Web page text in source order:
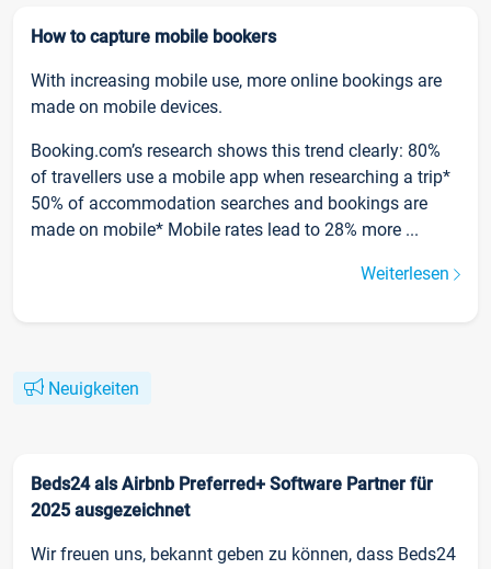
How to capture mobile bookers
With increasing mobile use, more online bookings are
made on mobile devices.
Booking.com’s research shows this trend clearly: 80%
of travellers use a mobile app when researching a trip*
50% of accommodation searches and bookings are
made on mobile* Mobile rates lead to 28% more ...
Weiterlesen
Neuigkeiten
Beds24 als Airbnb Preferred+ Software Partner für
2025 ausgezeichnet
Wir freuen uns, bekannt geben zu können, dass Beds24